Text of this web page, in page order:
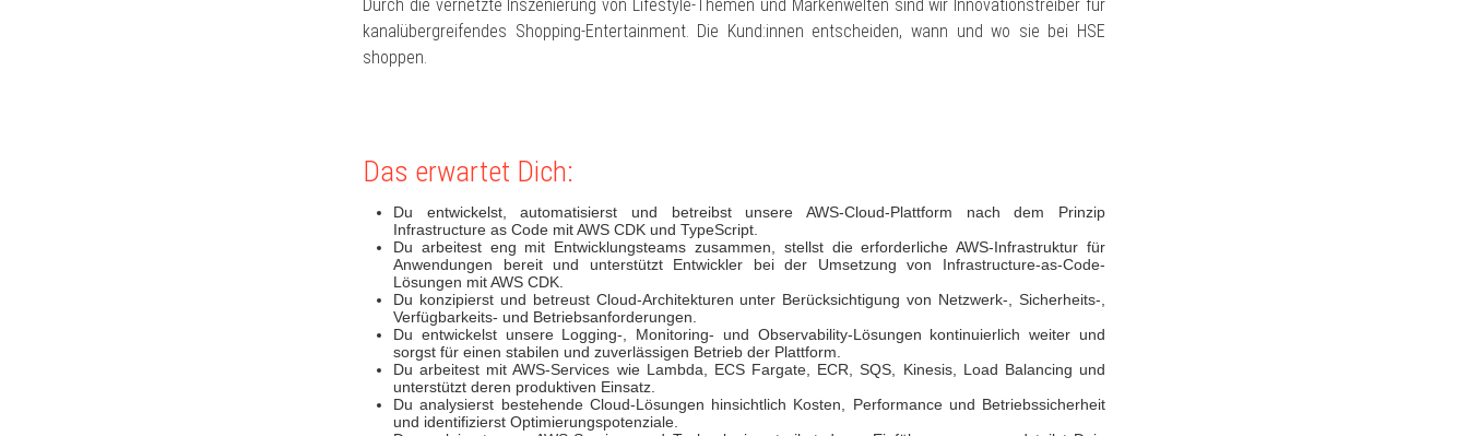
Durch die vernetzte Inszenierung von Lifestyle-Themen und Markenwelten sind wir Innovationstreiber für
kanalübergreifendes Shopping-Entertainment. Die Kund:innen entscheiden, wann und wo sie bei HSE
shoppen.
Das erwartet Dich:
Du entwickelst, automatisierst und betreibst unsere AWS-Cloud-Plattform nach dem Prinzip
Infrastructure as Code mit AWS CDK und TypeScript.
Du arbeitest eng mit Entwicklungsteams zusammen, stellst die erforderliche AWS-Infrastruktur für
Anwendungen bereit und unterstützt Entwickler bei der Umsetzung von Infrastructure-as-Code-
Lösungen mit AWS CDK.
Du konzipierst und betreust Cloud-Architekturen unter Berücksichtigung von Netzwerk-, Sicherheits-,
Verfügbarkeits- und Betriebsanforderungen.
Du entwickelst unsere Logging-, Monitoring- und Observability-Lösungen kontinuierlich weiter und
sorgst für einen stabilen und zuverlässigen Betrieb der Plattform.
Du arbeitest mit AWS-Services wie Lambda, ECS Fargate, ECR, SQS, Kinesis, Load Balancing und
unterstützt deren produktiven Einsatz.
Du analysierst bestehende Cloud-Lösungen hinsichtlich Kosten, Performance und Betriebssicherheit
und identifizierst Optimierungspotenziale.